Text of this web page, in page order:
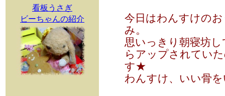
看板うさぎ
ビーちゃんの紹介
今日はわんすけの
み。
思いっきり朝寝坊
らアップされてい
す★
わんすけ、いい骨